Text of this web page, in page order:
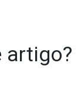
artigo?